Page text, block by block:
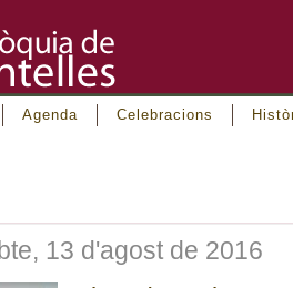
Agenda Celebracions
13 d'agost de 2016